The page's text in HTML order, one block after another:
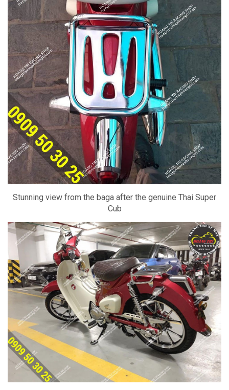
Stunning view from the baga after the genuine Thai Super
Cub